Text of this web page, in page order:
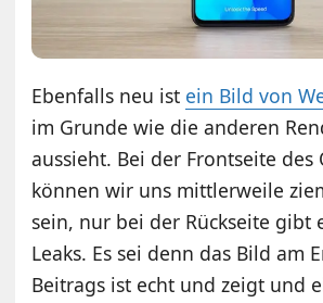
Ebenfalls neu ist ein Bild von
im Grunde wie die anderen
aussieht. Bei der Frontseite des
können wir uns mittlerweile
sein, nur bei der Rückseite gibt
Leaks. Es sei denn das Bild am
Beitrags ist echt und zeigt und